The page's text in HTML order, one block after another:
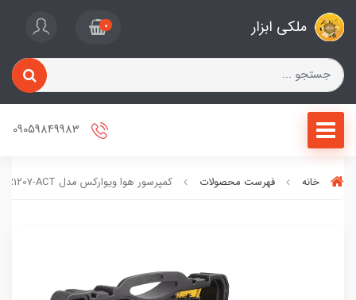
ملکی ابزار 0
خانه فهرست محصولات کمپرسور هوا ویوارکس مدل VR1207-ACT